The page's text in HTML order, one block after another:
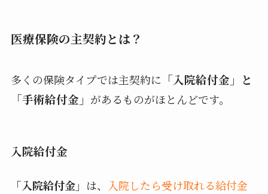
医療保険の主契約とは？
多くの保険タイプでは主契約に 「入院給付金」と
「手術給付金」 があるものがほとんどです。
入院給付金
「入院給付金」 は、
入院したら受け取れる給付金